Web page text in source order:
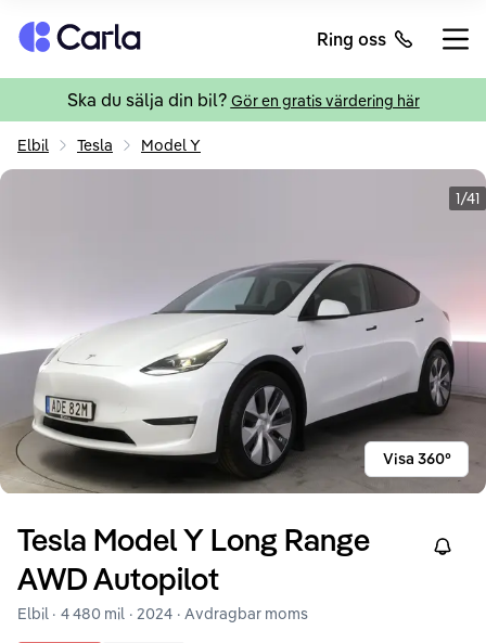
Tillbaka till startsidan Ring oss
Ska du sälja din bil? Gör en gratis värdering här
Elbil Tesla Model Y
1/41
Visa 360°
Tesla Model Y Long Range
AWD Autopilot
Right
Elbil · 4 480 mil · 2024 · Avdragbar moms